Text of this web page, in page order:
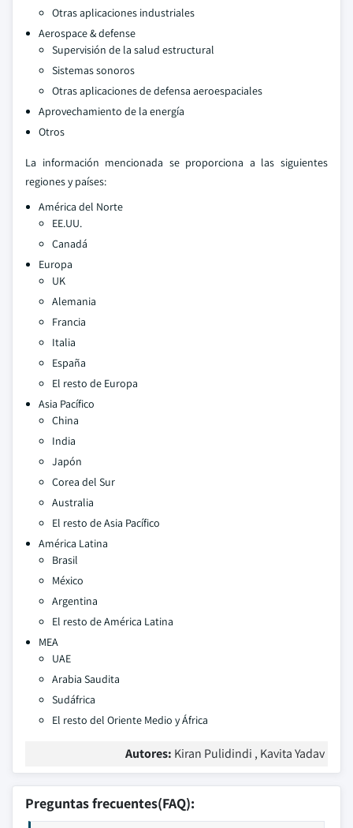
Otras aplicaciones industriales
Aerospace & defense
Supervisión de la salud estructural
Sistemas sonoros
Otras aplicaciones de defensa aeroespaciales
Aprovechamiento de la energía
Otros
La información mencionada se proporciona a las siguientes
regiones y países:
América del Norte
EE.UU.
Canadá
Europa
UK
Alemania
Francia
Italia
España
El resto de Europa
Asia Pacífico
China
India
Japón
Corea del Sur
Australia
El resto de Asia Pacífico
América Latina
Brasil
México
Argentina
El resto de América Latina
MEA
UAE
Arabia Saudita
Sudáfrica
El resto del Oriente Medio y África
Autores: Kiran Pulidindi , Kavita Yadav
Preguntas frecuentes(FAQ):